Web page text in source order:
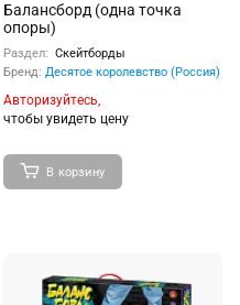
Балансборд (одна точка
опоры)
Раздел: Скейтборды
Бренд: Десятое королевство (Россия)
Авторизуйтесь,
чтобы увидеть цену
В корзину